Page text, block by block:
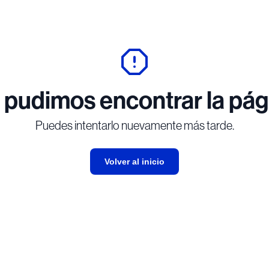
encontrar la
Puedes intentarlo nuevamente más tarde.
Volver al inicio